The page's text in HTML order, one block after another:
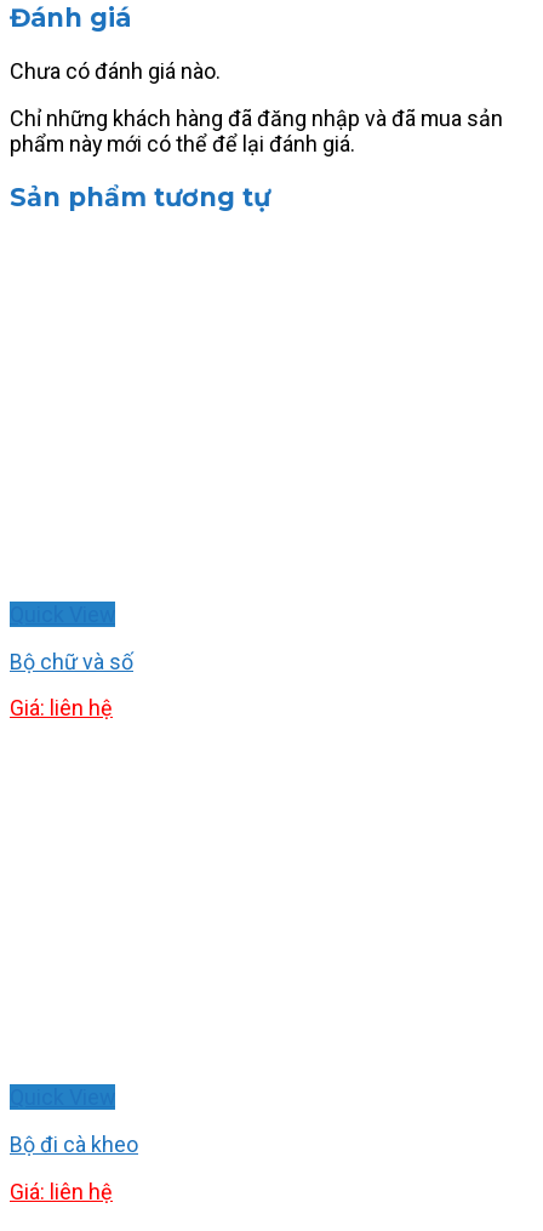
Đánh giá
Chưa có đánh giá nào.
Chỉ những khách hàng đã đăng nhập và đã mua sản
phẩm này mới có thể để lại đánh giá.
Sản phẩm tương tự
Bộ chữ và số
Giá: liên hệ
Bộ đi cà kheo
Giá: liên hệ